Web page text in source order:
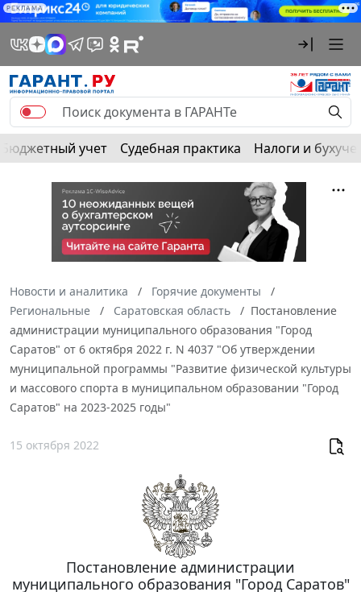
РЕКЛАМА
Бюджетный учет Судебная практика Налоги и
Новости и аналитика
Горячие документы
Региональные
Саратовская область
Постановление
администрации муниципального образования "Город
Саратов" от 6 октября 2022 г. N 4037 "Об утверждении
муниципальной программы "Развитие физической культуры
и массового спорта в муниципальном образовании "Город
Саратов" на 2023-2025 годы"
15 октября 2022
Постановление администрации
муниципального образования "Город Саратов"